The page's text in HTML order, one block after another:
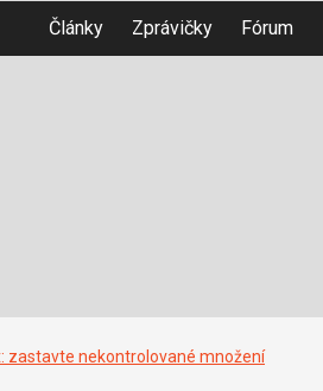
Články Zprávičky Fórum
zastavte nekontrolované množení